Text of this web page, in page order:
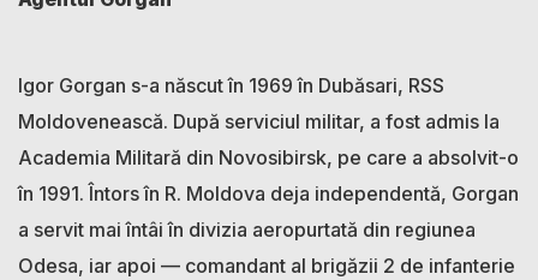
Igor Gorgan s-a născut în 1969 în Dubăsari, RSS
Moldovenească. După serviciul militar, a fost admis la
Academia Militară din Novosibirsk, pe care a absolvit-o
în 1991. Întors în R. Moldova deja independentă, Gorgan
a servit mai întâi în divizia aeropurtată din regiunea
Odesa, iar apoi — comandant al brigăzii 2 de infanterie